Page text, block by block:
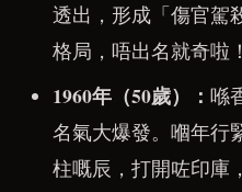
透出，形成「傷官駕
格局，唔出名就奇啦！
1960年（50歲）： 喺
名氣大爆發。嗰年行
柱嘅辰，打開咗印庫